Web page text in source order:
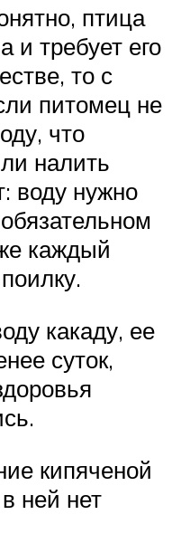
птица
и требует его
то с
питомец не
что
налить
воду нужно
каждый
какаду, ее
суток,
кипяченой
ней нет